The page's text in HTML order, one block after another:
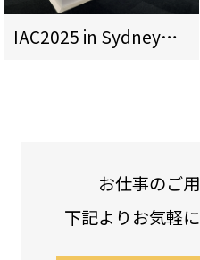
IAC2025 in Sydney JAXA様ブース
お仕事のご
下記よりお気軽